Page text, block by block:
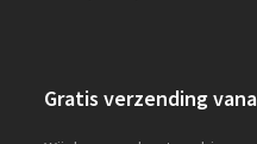
Gratis verzending